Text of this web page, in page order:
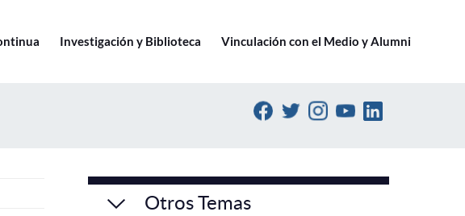
Investigación y Biblioteca Vinculación con el Medio y Alumni
Otros Temas